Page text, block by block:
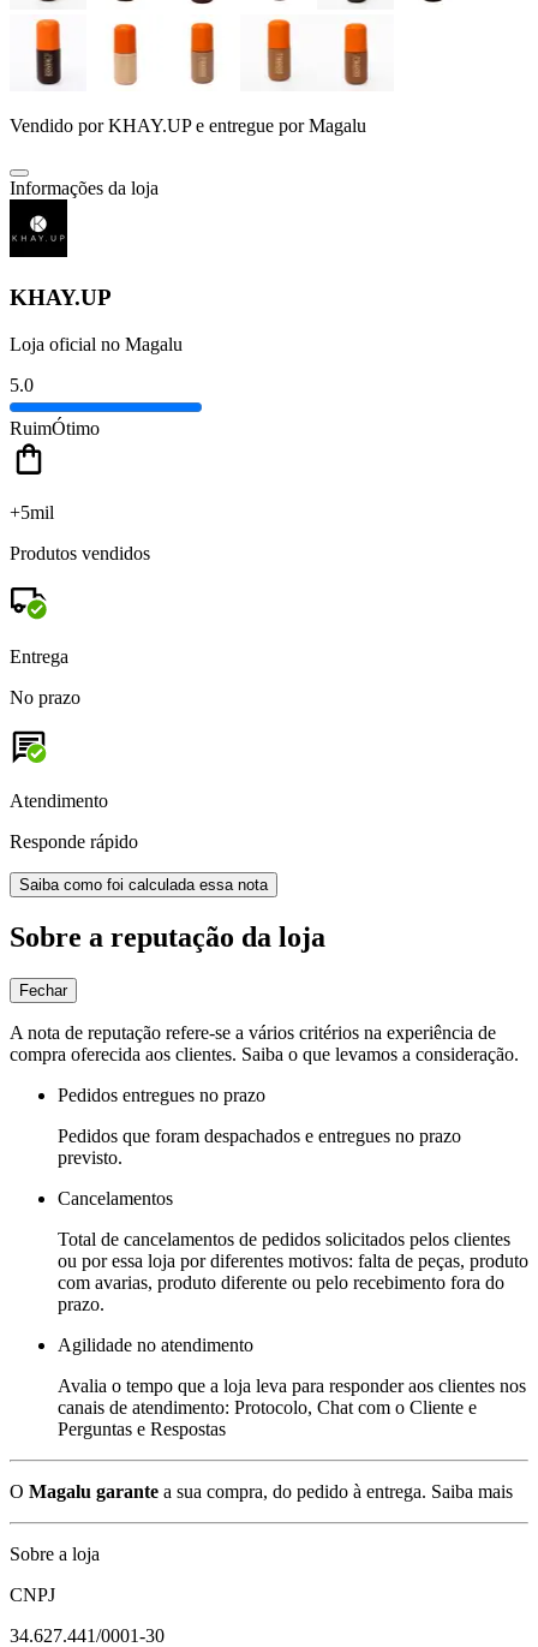
Vendido porKHAY.UPe entregue por Magalu
Informações da loja
KHAY.UP
Loja oficial no Magalu
5.0
RuimÓtimo
+5mil
Produtos vendidos
Entrega
No prazo
Atendimento
Responde rápido
Saiba como foi calculada essa nota
Sobre a reputação da loja
Fechar
A nota de reputação refere-se a vários critérios na experiência de
compra oferecida aos clientes. Saiba o que levamos a consideração.
Pedidos entregues no prazo
Pedidos que foram despachados e entregues no prazo
previsto.
Cancelamentos
Total de cancelamentos de pedidos solicitados pelos clientes
ou por essa loja por diferentes motivos: falta de peças, produto
com avarias, produto diferente ou pelo recebimento fora do
prazo.
Agilidade no atendimento
Avalia o tempo que a loja leva para responder aos clientes nos
canais de atendimento: Protocolo, Chat com o Cliente e
Perguntas e Respostas
O Magalu garante a sua compra, do pedido à entrega. Saiba mais
Sobre a loja
CNPJ
34.627.441/0001-30